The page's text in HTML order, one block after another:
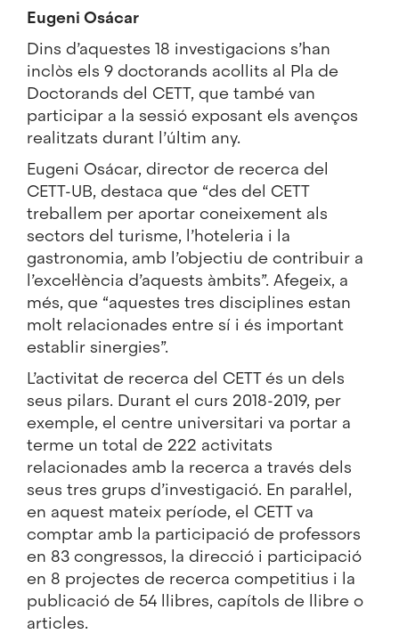
Eugeni Osácar
Dins d’aquestes 18 investigacions s’han
inclòs els 9 doctorands acollits al Pla de
Doctorands del CETT, que també van
participar a la sessió exposant els avenços
realitzats durant l’últim any.
Eugeni Osácar, director de recerca del
CETT-UB, destaca que “des del CETT
treballem per aportar coneixement als
sectors del turisme, l’hoteleria i la
gastronomia, amb l’objectiu de contribuir a
l’excel·lència d’aquests àmbits”. Afegeix, a
més, que “aquestes tres disciplines estan
molt relacionades entre sí i és important
establir sinergies”.
L’activitat de recerca del CETT és un dels
seus pilars. Durant el curs 2018-2019, per
exemple, el centre universitari va portar a
terme un total de 222 activitats
relacionades amb la recerca a través dels
seus tres grups d’investigació. En paral·lel,
en aquest mateix període, el CETT va
comptar amb la participació de professors
en 83 congressos, la direcció i participació
en 8 projectes de recerca competitius i la
publicació de 54 llibres, capítols de llibre o
articles.